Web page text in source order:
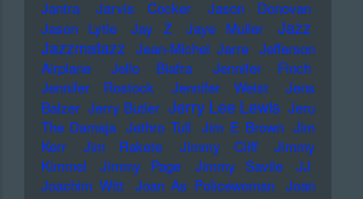
Jantra
Jarvis Cocker
Jason Donovan
Jason Lytle
Jay Z Jaye Muller
Jazz
Jazzmatazz Jean-Michel Jarre Jefferson
Airplane
Jello Biafra
Jennifer Finch
Jennifer Rostock
Jennifer Weist
Jens
Balzer Jerry Butler Jerry Lee Lewis Jeru
The Damaja Jethro Tull Jim E Brown Jim
Kerr
Jim Rakete Jimmy Cliff
Jimmy
Kimmel
Jimmy Page Jimmy Savile
JJ
Joachim Witt Joan As Policewoman Joan